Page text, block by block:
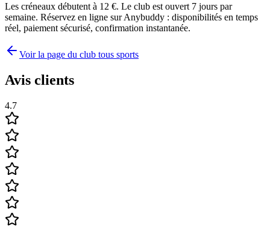
Les créneaux débutent à 12 €. Le club est ouvert 7 jours par
semaine. Réservez en ligne sur Anybuddy : disponibilités en temps
réel, paiement sécurisé, confirmation instantanée.
Voir la page du club tous sports
Avis clients
4.7